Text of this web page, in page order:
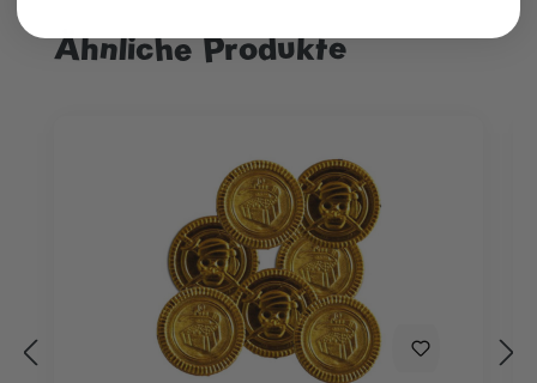
Produktgalerie überspringen
Ähnliche Produkte